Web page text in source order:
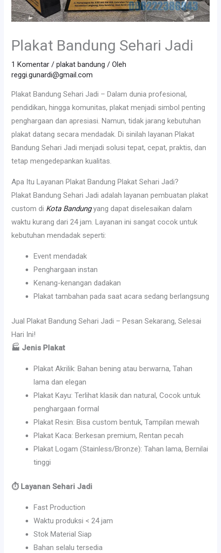
Plakat Bandung Sehari Jadi
1 Komentar /plakat bandung / Oleh
reggi.gunardi@gmail.com
Plakat Bandung Sehari Jadi – Dalam dunia profesional,
pendidikan, hingga komunitas, plakat menjadi simbol penting
penghargaan dan apresiasi. Namun, tidak jarang kebutuhan
plakat datang secara mendadak. Di sinilah layanan Plakat
Bandung Sehari Jadi menjadi solusi tepat, cepat, praktis, dan
tetap mengedepankan kualitas.
Apa Itu Layanan Plakat Bandung Plakat Sehari Jadi?
Plakat Bandung Sehari Jadi adalah layanan pembuatan plakat
custom di Kota Bandungyang dapat diselesaikan dalam
waktu kurang dari 24 jam. Layanan ini sangat cocok untuk
kebutuhan mendadak seperti:
Event mendadak
Penghargaan instan
Kenang-kenangan dadakan
Plakat tambahan pada saat acara sedang berlangsung
Jual Plakat Bandung Sehari Jadi – Pesan Sekarang, Selesai
Hari Ini!
🏭 Jenis Plakat
Plakat Akrilik: Bahan bening atau berwarna, Tahan
lama dan elegan
Plakat Kayu: Terlihat klasik dan natural, Cocok untuk
penghargaan formal
Plakat Resin: Bisa custom bentuk, Tampilan mewah
Plakat Kaca: Berkesan premium, Rentan pecah
Plakat Logam (Stainless/Bronze): Tahan lama, Bernilai
tinggi
⏱️ Layanan Sehari Jadi
Fast Production
Waktu produksi < 24 jam
Stok Material Siap
Bahan selalu tersedia